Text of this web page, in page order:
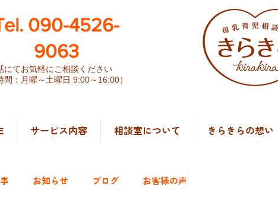
090-4526-
9063
てお気軽にご相談ください
間：月曜～土曜日 9:00～16:00）
サービス内容 相談室について きらきらの想い
お知らせ ブログ お客様の声